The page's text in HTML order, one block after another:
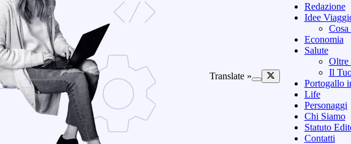
Translate »
Redazione
Idee
Economia
Salute
Oltre
Il
Portogallo
Life
Personaggi
Chi Siamo
Statuto
Contatti